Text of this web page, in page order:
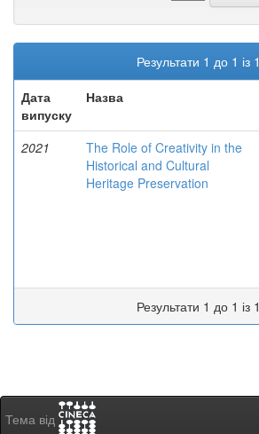
Результати 1 до 1 із 1
Дата
випуску
Назва
2021
The Role of Creativity in the
Historical and Cultural
Heritage Preservation
Результати 1 до 1 із 1
Тема від